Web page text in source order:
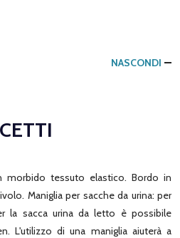
NASCONDI
morbido tessuto elastico. Bordo in
Maniglia per sacche da urina: per
la sacca urina da letto è possibile
L'utilizzo di una maniglia aiuterà a